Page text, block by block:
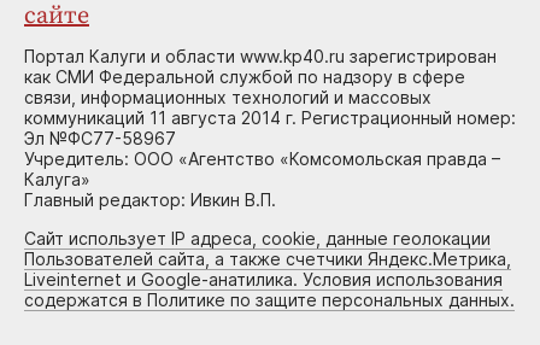
сайте
Портал Калуги и области www.kp40.ru зарегистрирован
как СМИ Федеральной службой по надзору в сфере
связи, информационных технологий и массовых
коммуникаций 11 августа 2014 г. Регистрационный номер:
Эл №ФС77-58967
Учредитель: ООО «Агентство «Комсомольская правда –
Калуга»
Главный редактор: Ивкин В.П.
Сайт использует IP адреса, cookie, данные геолокации
Пользователей сайта, а также счетчики Яндекс.Метрика,
Liveinternet и Google-анатилика. Условия использования
содержатся в Политике по защите персональных данных.